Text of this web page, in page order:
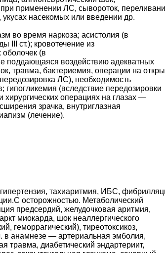
применении ЛС, сывороток,
насекомых или введении др.
во время наркоза; асистолия (в
III ст.); кровотечение из
оболочек (в
поддающаяся воздействию адекватных
травма, бактериемия, операции на
ЛС), необходимость
гипогликемия (вследствие передозировки
хирургических операциях на глазах —
зрачка, внутриглазная
(лечение).
тахиаритмия, ИБС,
осторожностью. Метаболический
предсердий, желудочковая аритмия,
миокарда, шок неаллергического
геморрагический), тиреотоксикоз,
в анамнезе — артериальная эмболия,
травма, диабетический эндартериит,